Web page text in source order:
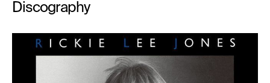
Discography